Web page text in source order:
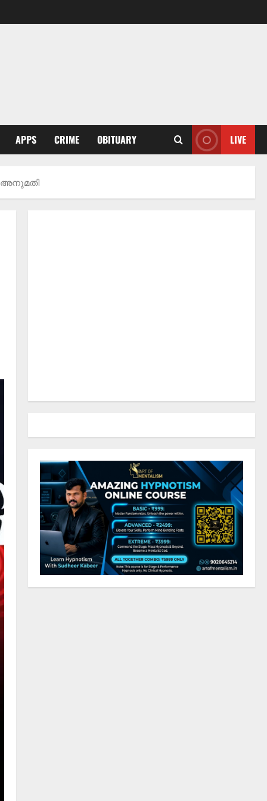
APPS CRIME OBITUARY LIVE
അനുമതി